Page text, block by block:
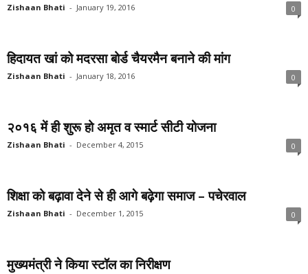
Zishaan Bhati - January 19, 2016 0
हिदायत खां को मदरसा बोर्ड चैयरमैन बनाने की मांग
Zishaan Bhati - January 18, 2016 0
२०१६ में ही शुरू हो अमृत व स्मार्ट सीटी योजना
Zishaan Bhati - December 4, 2015 0
शिक्षा को बढ़ावा देने से ही आगे बढ़ेगा समाज – पचेरवाल
Zishaan Bhati - December 1, 2015 0
मुख्यमंत्री ने किया स्टॉल का निरीक्षण